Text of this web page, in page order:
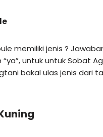
memiliki jenis ?
untuk untuk Sobat
bakal ulas jenis dari